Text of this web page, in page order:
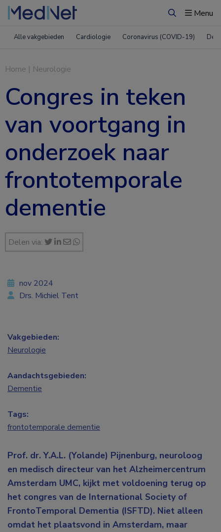
ZoekenMenu
Alle vakgebieden Cardiologie Coronavirus (COVID-19)
Home | Neurologie
Congres in teken
van voortgang in
onderzoek naar
frontotemporale
dementie
Delen via:
Prof. dr. Y.A.L. (Yolande) Pijnenburg, neuroloog
en medisch directeur van het Alzheimercentrum
Amsterdam UMC, kijkt met voldoening terug op
het congres van de International Society of
FrontoTemporal Dementia (ISFTD). Niet alleen
omdat het plaatsvond in Amsterdam, maar
nov 2024
Drs. Michiel Tent
Vakgebieden:
Neurologie
Aandachtsgebieden:
Dementie
Tags:
frontotemporale dementie